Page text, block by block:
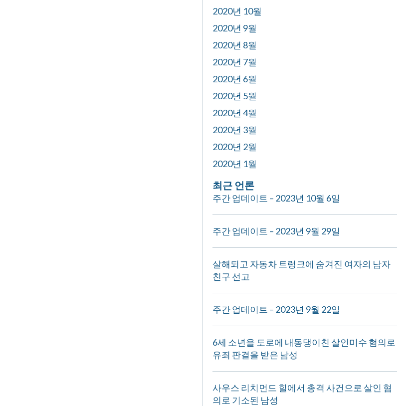
2020년 10월
2020년 9월
2020년 8월
2020년 7월
2020년 6월
2020년 5월
2020년 4월
2020년 3월
2020년 2월
2020년 1월
최근 언론
주간 업데이트 – 2023년 10월 6일
주간 업데이트 – 2023년 9월 29일
살해되고 자동차 트렁크에 숨겨진 여자의 남자
친구 선고
주간 업데이트 – 2023년 9월 22일
6세 소년을 도로에 내동댕이친 살인미수 혐의로
유죄 판결을 받은 남성
사우스 리치먼드 힐에서 총격 사건으로 살인 혐
의로 기소된 남성